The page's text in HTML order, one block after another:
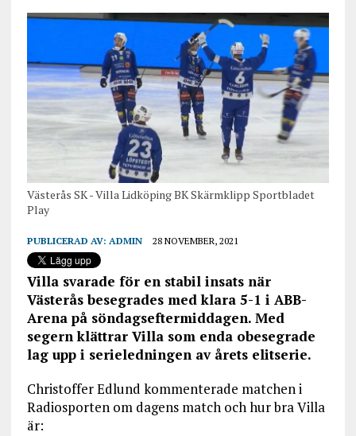
Västerås SK - Villa Lidköping BK Skärmklipp Sportbladet
Play
PUBLICERAD AV: ADMIN 28 NOVEMBER, 2021
Villa svarade för en stabil insats när
Västerås besegrades med klara 5-1 i ABB-
Arena på söndagseftermiddagen. Med
segern klättrar Villa som enda obesegrade
lag upp i serieledningen av årets elitserie.
Christoffer Edlund kommenterade matchen i
Radiosporten om dagens match och hur bra Villa
är: